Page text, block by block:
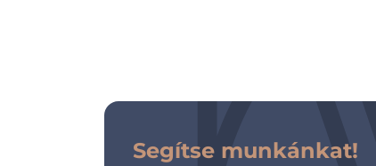
Segítse munkánkat!